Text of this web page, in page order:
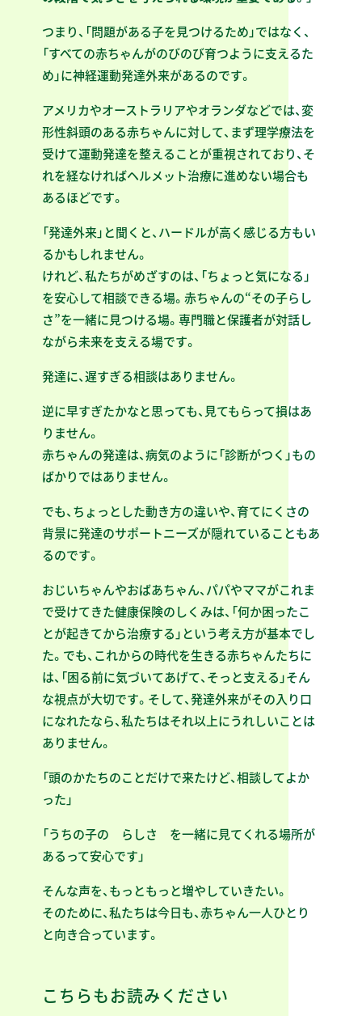
つまり、「問題がある子を見つけるため」ではなく、
「すべての赤ちゃんがのびのび育つように支えるた
め」に神経運動発達外来があるのです。
アメリカやオーストラリアやオランダなどでは、変
形性斜頭のある赤ちゃんに対して、まず理学療法を
受けて運動発達を整えることが重視されており、そ
れを経なければヘルメット治療に進めない場合も
あるほどです。
「発達外来」と聞くと、ハードルが高く感じる方もい
るかもしれません。
けれど、私たちがめざすのは、「ちょっと気になる」
を安心して相談できる場。赤ちゃんの“その子らし
さ”を一緒に見つける場。専門職と保護者が対話し
ながら未来を支える場です。
発達に、遅すぎる相談はありません。
逆に早すぎたかなと思っても、見てもらって損はあ
りません。
赤ちゃんの発達は、病気のように「診断がつく」もの
ばかりではありません。
でも、ちょっとした動き方の違いや、育てにくさの
背景に発達のサポートニーズが隠れていることもあ
るのです。
おじいちゃんやおばあちゃん、パパやママがこれま
で受けてきた健康保険のしくみは、「何か困ったこ
とが起きてから治療する」という考え方が基本でし
た。でも、これからの時代を生きる赤ちゃんたちに
は、「困る前に気づいてあげて、そっと支える」そん
な視点が大切です。そして、発達外来がその入り口
になれたなら、私たちはそれ以上にうれしいことは
ありません。
「頭のかたちのことだけで来たけど、相談してよか
った」
「うちの子の らしさ を一緒に見てくれる場所が
あるって安心です」
そんな声を、もっともっと増やしていきたい。
そのために、私たちは今日も、赤ちゃん一人ひとり
と向き合っています。
こちらもお読みください